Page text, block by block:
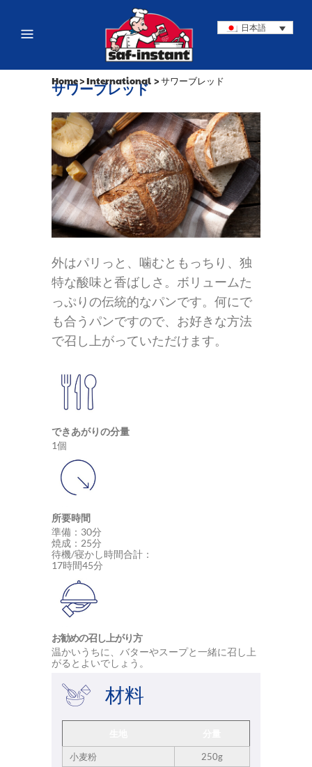
日本語
サワーブレッド
Home>International >サワーブレッド
外はパリっと、噛むともっちり、独
特な酸味と香ばしさ。ボリュームた
っぷりの伝統的なパンです。何にで
も合うパンですので、お好きな方法
で召し上がっていただけます。
できあがりの分量
1個
所要時間
準備：30分
焼成：25分
待機/寝かし時間合計：
17時間45分
お勧めの召し上がり方
温かいうちに、バターやスープと一緒に召し上
がるとよいでしょう。
材料
小麦粉
250g